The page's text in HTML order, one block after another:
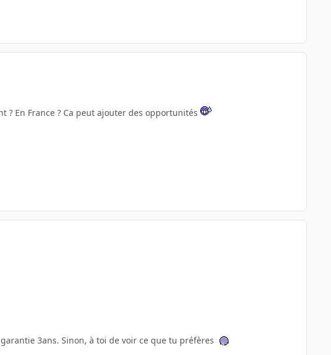
? En France ? Ca peut ajouter des opportunités
3ans. Sinon, à toi de voir ce que tu préfères